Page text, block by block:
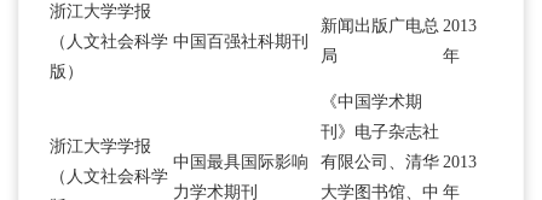
浙江大学学报
（人文社会科学
版）
中国百强社科期刊
新闻出版广电总
局
2013
年
浙江大学学报
（人文社会科学
中国最具国际影响
力学术期刊
《中国学术期
刊》电子杂志社
有限公司、清华
大学图书馆、中
2013
年